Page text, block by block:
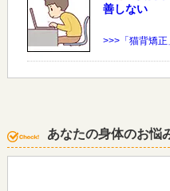
善しない
>>>「猫背矯正
あなたの身体のお悩